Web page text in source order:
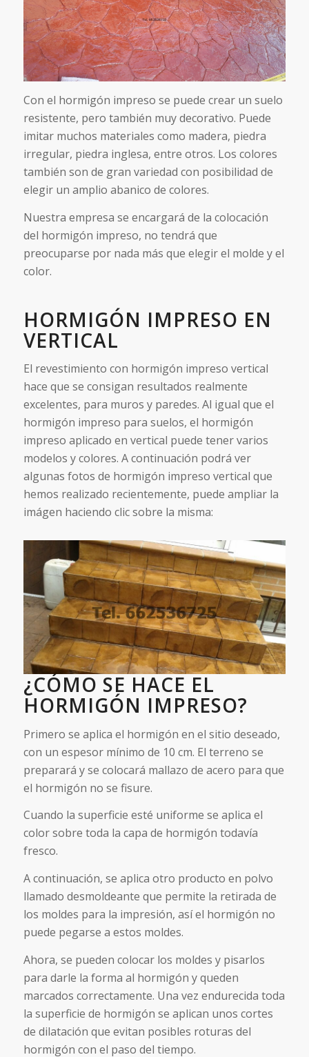
Con el hormigón impreso se puede crear un suelo
resistente, pero también muy decorativo. Puede
imitar muchos materiales como madera, piedra
irregular, piedra inglesa, entre otros. Los colores
también son de gran variedad con posibilidad de
elegir un amplio abanico de colores.
Nuestra empresa se encargará de la colocación
del hormigón impreso, no tendrá que
preocuparse por nada más que elegir el molde y el
color.
HORMIGÓN IMPRESO EN
VERTICAL
El revestimiento con hormigón impreso vertical
hace que se consigan resultados realmente
excelentes, para muros y paredes. Al igual que el
hormigón impreso para suelos, el hormigón
impreso aplicado en vertical puede tener varios
modelos y colores. A continuación podrá ver
algunas fotos de hormigón impreso vertical que
hemos realizado recientemente, puede ampliar la
imágen haciendo clic sobre la misma:
¿CÓMO SE HACE EL
HORMIGÓN IMPRESO?
Primero se aplica el hormigón en el sitio deseado,
con un espesor mínimo de 10 cm. El terreno se
preparará y se colocará mallazo de acero para que
el hormigón no se fisure.
Cuando la superficie esté uniforme se aplica el
color sobre toda la capa de hormigón todavía
fresco.
A continuación, se aplica otro producto en polvo
llamado desmoldeante que permite la retirada de
los moldes para la impresión, así el hormigón no
puede pegarse a estos moldes.
Ahora, se pueden colocar los moldes y pisarlos
para darle la forma al hormigón y queden
marcados correctamente. Una vez endurecida toda
la superficie de hormigón se aplican unos cortes
de dilatación que evitan posibles roturas del
hormigón con el paso del tiempo.